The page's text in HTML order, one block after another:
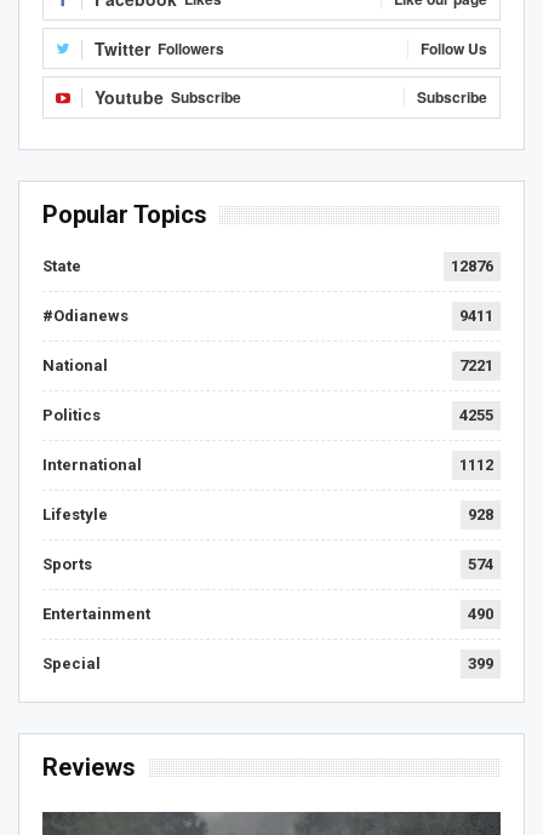
Twitter Followers Follow Us
Youtube Subscribe Subscribe
Popular Topics
State 12876
#Odianews 9411
National 7221
Politics 4255
International 1112
Lifestyle 928
Sports 574
Entertainment 490
Special 399
Reviews